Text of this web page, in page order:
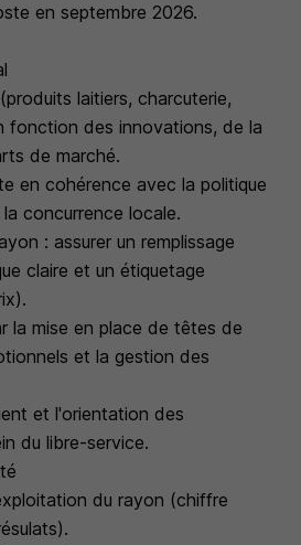
en septembre 2026.
laitiers, charcuterie,
fonction des innovations, de la
de marché.
en cohérence avec la politique
concurrence locale.
: assurer un remplissage
claire et un étiquetage
la mise en place de têtes de
et la gestion des
et l'orientation des
du libre-service.
du rayon (chiffre